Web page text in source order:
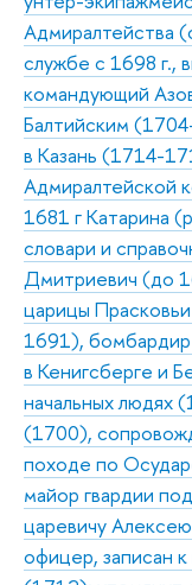
Адмиралтейства
службе с 1698 г.,
командующий
Балтийским
в Казань (1714-
Адмиралтейской
1681 г Катарина
словари и
Дмитриевич (до
царицы
1691),
в Кенигсберге и
начальных людях
(1700),
походе по
майор гвардии
царевичу
офицер, записан